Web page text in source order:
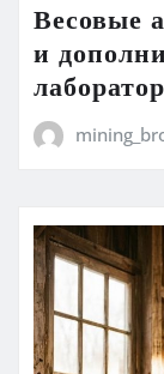
Весовые
и